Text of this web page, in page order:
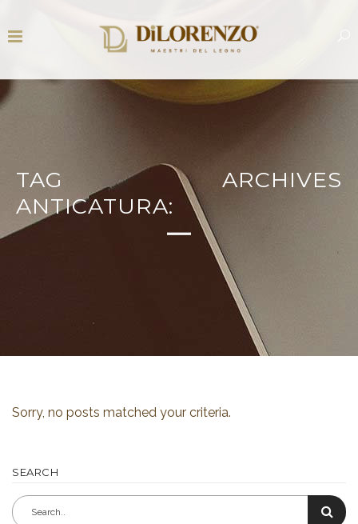
TAG ARCHIVES
ANTICATURA:
Sorry, no posts matched your criteria.
SEARCH